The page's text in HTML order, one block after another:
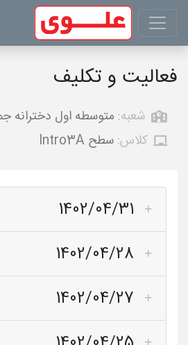
فعالیت و تکلیف
شعبه: متوسطه اول دخترانه
کلاس: سطح Intro3A
1402/04/31
1402/04/28
1402/04/27